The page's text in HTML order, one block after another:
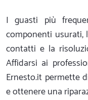
I guasti più
componenti usurati,
contatti e la
Affidarsi ai
Ernesto.it permette
e ottenere una